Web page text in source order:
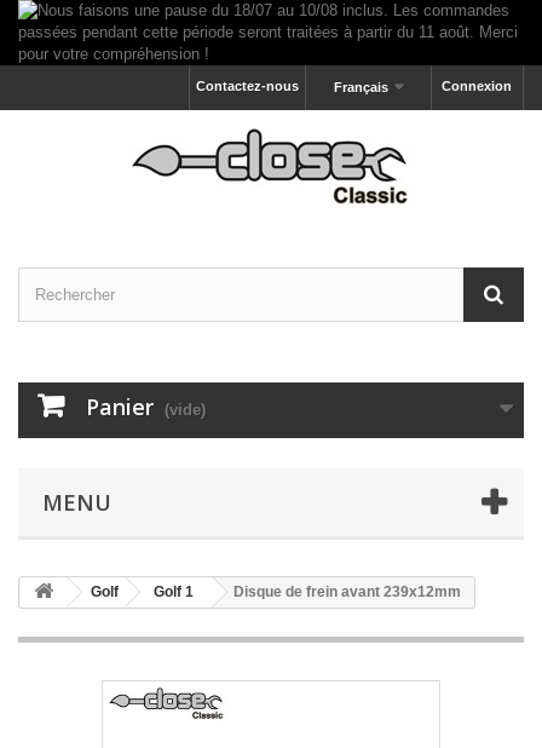
Connexion
Français
Contactez-nous
Panier (vide)
MENU
Golf Golf 1 Disque de frein avant 239x12mm